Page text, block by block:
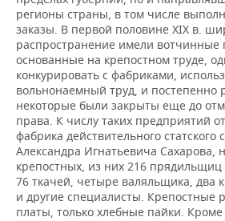
регионы страны, в том числе
заказы. В первой половине XIX в.
распространение имели вотчинные
основанные на крепостном труде,
конкурировать с фабриками,
вольнонаемный труд, и постепенно
некоторые были закрыты еще до
права. К числу таких предприятий
фабрика действительного статского
Александра Игнатьевича Сахарова,
крепостных, из них 216
76 ткачей, четыре валяльщика, два
и другие специалисты. Крепостные
платы, только хлебные пайки.